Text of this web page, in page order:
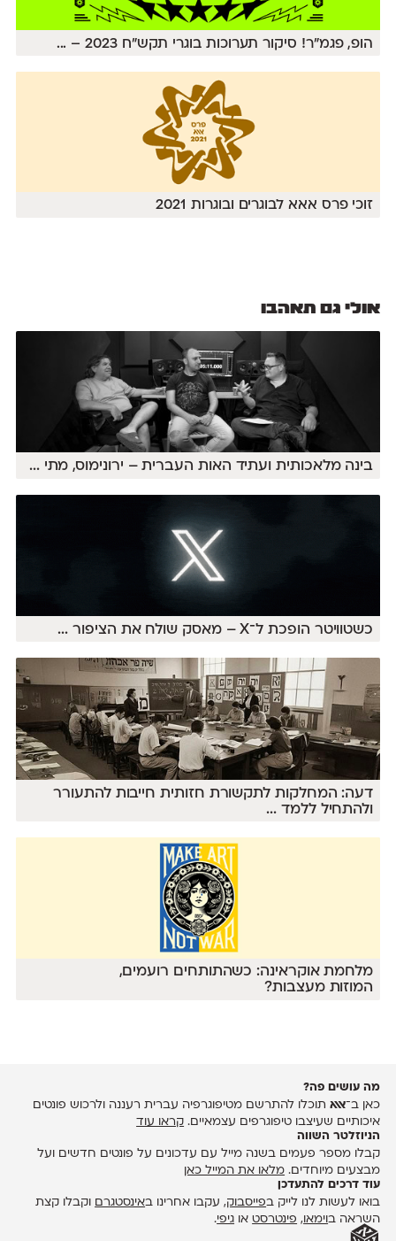
הופ, פגמ״ר! סיקור תערוכות בוגרי תקש״ח 2023 – ...
זוכי פרס אאא לבוגרים ובוגרות 2021
אולי גם תאהבו
בינה מלאכותית ועתיד האות העברית – ירונימוס, מתי ...
כשטוויטר הופכת ל־X – מאסק שולח את הציפור ...
דעה: המחלקות לתקשורת חזותית חייבות להתעורר
ולהתחיל ללמד ...
מלחמת אוקראינה: כשהתותחים רועמים,
המוזות מעצבות?
מה עושים פה?
כאן ב־אאאתוכלו להתרשם מטיפוגרפיה עברית רעננה ולרכוש פונטים
איכותיים שעיצבו טיפוגרפים עצמאיים. קראו עוד
הניוזלטר השווה
קבלו מספר פעמים בשנה מייל עם עדכונים על פונטים חדשים ועל
מבצעים מיוחדים. מלאו את המייל כאן
עוד דרכים להתעדכן
בואו לעשות לנו לייק בפייסבוק, עקבו אחרינו באינסטגרם
וקבלו קצת
השראה בוימאו , פינטרסטאו גיפי.